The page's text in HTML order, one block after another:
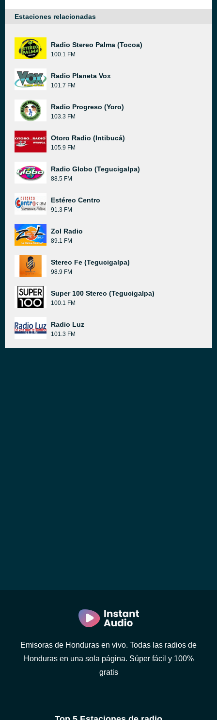
Estaciones relacionadas
Radio Stereo Palma (Tocoa)
100.1 FM
Radio Planeta Vox
101.7 FM
Radio Progreso (Yoro)
103.3 FM
Otoro Radio (Intibucá)
105.9 FM
Radio Globo (Tegucigalpa)
88.5 FM
Estéreo Centro
91.3 FM
Zol Radio
89.1 FM
Stereo Fe (Tegucigalpa)
98.9 FM
Super 100 Stereo (Tegucigalpa)
100.1 FM
Radio Luz
101.3 FM
Emisoras de Honduras en vivo. Todas las radios de
Honduras en una sola página. Súper fácil y 100%
gratis